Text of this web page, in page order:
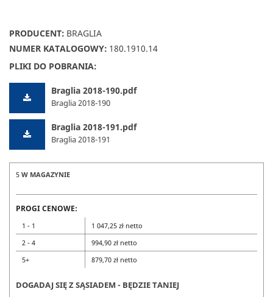
PRODUCENT: BRAGLIA
NUMER KATALOGOWY: 180.1910.14
PLIKI DO POBRANIA:
Braglia 2018-190.pdf
Braglia 2018-190
Braglia 2018-191.pdf
Braglia 2018-191
5 W MAGAZYNIE
PROGI CENOWE:
1 - 1
1 047,25 zł netto
2 - 4
994,90 zł netto
5+
879,70 zł netto
DOGADAJ SIĘ Z SĄSIADEM - BĘDZIE TANIEJ